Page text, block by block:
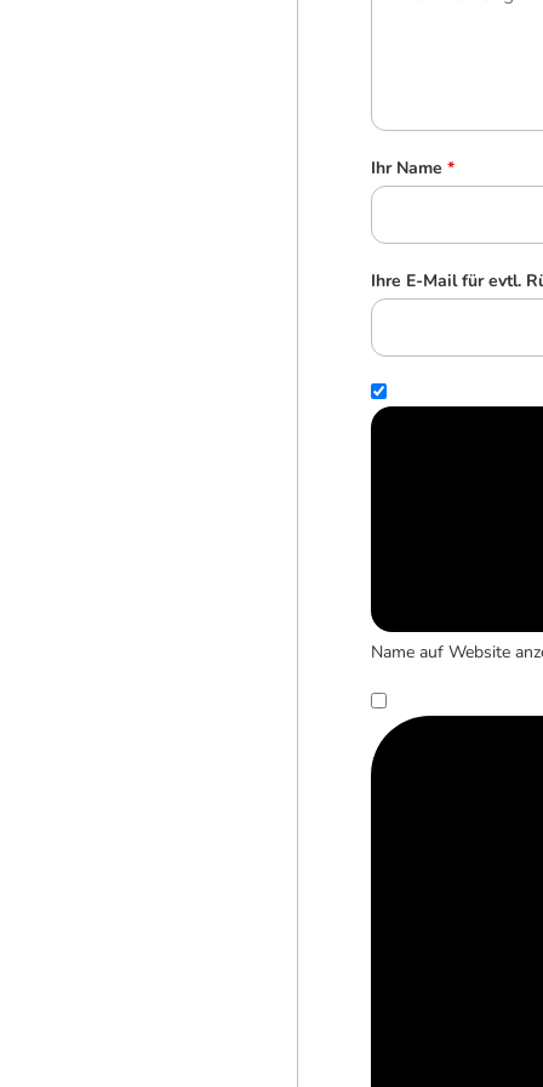
Ihr Name *
Ihre E-Mail für evtl.
Name auf Website